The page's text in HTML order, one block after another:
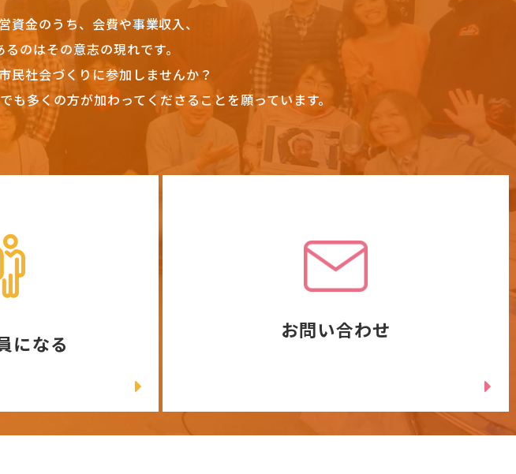
資金のうち、会費や事業収入、
のはその意志の現れです。
民社会づくりに参加しませんか？
多くの方が加わってくださることを願っています。
になる
お問い合わせ